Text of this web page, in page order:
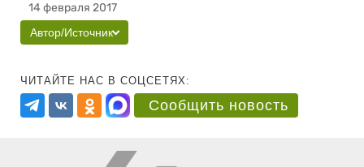
14 февраля 2017
Автор/Источник
ЧИТАЙТЕ НАС В СОЦСЕТЯХ:
Сообщить новость